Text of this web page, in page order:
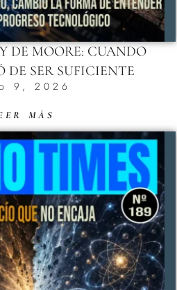
DE MOORE: CUANDO
DE SER SUFICIENTE
9, 2026
MÁS